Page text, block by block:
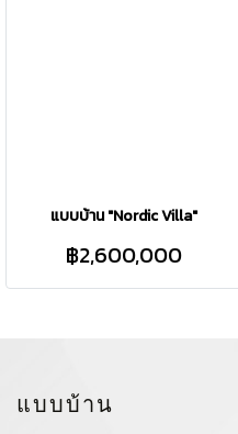
แบบบ้าน "Nordic Villa"
฿2,600,000
แบบบ้าน